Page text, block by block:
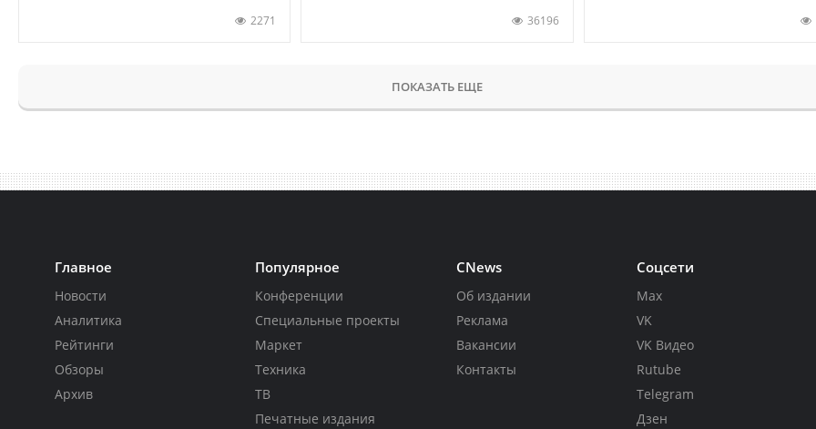
2271 36196
ПОКАЗАТЬ ЕЩЕ
Главное
Новости
Аналитика
Рейтинги
Обзоры
Архив
Популярное
Конференции
Специальные проекты
Маркет
Техника
ТВ
Печатные издания
CNews
Об издании
Реклама
Вакансии
Контакты
Соцсети
Max
VK
VK Видео
Rutube
Telegram
Дзен